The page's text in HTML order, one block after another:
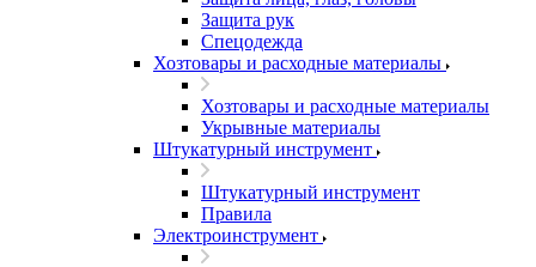
Защита рук
Спецодежда
Хозтовары и расходные материалы
Хозтовары и расходные материалы
Укрывные материалы
Штукатурный инструмент
Штукатурный инструмент
Правила
Электроинструмент